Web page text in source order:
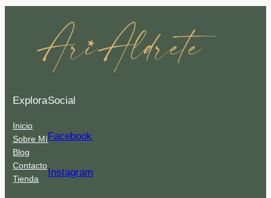
Explora
Inicio
Sobre Mí
Blog
Contacto
Tienda
Social
Facebook
Instagram